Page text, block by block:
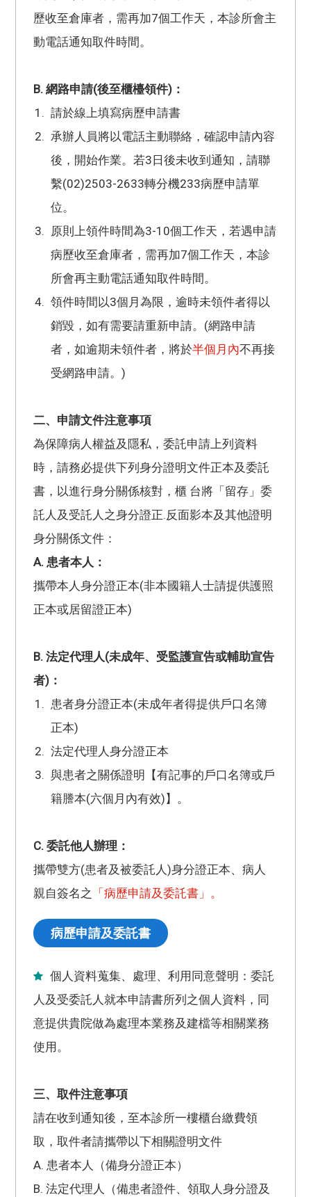
歷收至倉庫者，需再加7個工作天，本診所會主
動電話通知取件時間。
B. 網路申請(後至櫃檯領件)：
請於線上填寫病歷申請書
承辦人員將以電話主動聯絡，確認申請內容
後，開始作業。若3日後未收到通知，請聯
繫(02)2503-2633轉分機233病歷申請單
位。
原則上領件時間為3-10個工作天，若遇申請
病歷收至倉庫者，需再加7個工作天，本診
所會再主動電話通知取件時間。
領件時間以3個月為限，逾時未領件者得以
銷毀，如有需要請重新申請。(網路申請
者，如逾期未領件者，將於半個月內不再接
受網路申請。)
二、申請文件注意事項
為保障病人權益及隱私，委託申請上列資料
時，請務必提供下列身分證明文件正本及委託
書，以進行身分關係核對，櫃 台將「留存」委
託人及受託人之身分證正.反面影本及其他證明
身分關係文件：
A. 患者本人：
攜帶本人身分證正本(非本國籍人士請提供護照
正本或居留證正本)
B. 法定代理人(未成年、受監護宣告或輔助宣告
者)：
患者身分證正本(未成年者得提供戶口名簿
正本)
法定代理人身分證正本
與患者之關係證明【有記事的戶口名簿或戶
籍謄本(六個月內有效)】。
C. 委託他人辦理：
攜帶雙方(患者及被委託人)身分證正本、病人
親自簽名之 「病歷申請及委託書」。
病歷申請及委託書
個人資料蒐集、處理、利用同意聲明：委託
人及受委託人就本申請書所列之個人資料，同
意提供貴院做為處理本業務及建檔等相關業務
使用。
三、取件注意事項
請在收到通知後，至本診所一樓櫃台繳費領
取，取件者請攜帶以下相關證明文件
A. 患者本人（備身分證正本）
B. 法定代理人（備患者證件、領取人身分證及